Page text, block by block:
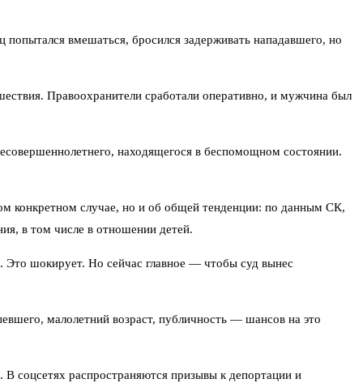
вмешаться, бросился задерживать нападавшего, но
Правоохранители сработали оперативно, и мужчина был
находящегося в беспомощном состоянии.
конкретном случае, но и об общей тенденции: по данным СК,
в том числе в отношении детей.
Это шокирует. Но сейчас главное — чтобы суд вынес
малолетний возраст, публичность — шансов на это
соцсетях распространяются призывы к депортации и